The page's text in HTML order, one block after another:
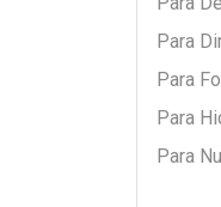
Com
Com
Com
Com
Com
Para
Para
Para
Para
Para